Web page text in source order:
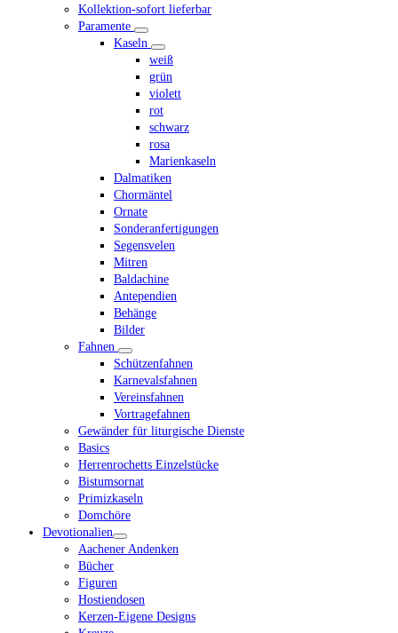
Kollektion-sofort lieferbar
Paramente
Kaseln
weiß
grün
violett
rot
schwarz
rosa
Marienkaseln
Dalmatiken
Chormäntel
Ornate
Sonderanfertigungen
Segensvelen
Mitren
Baldachine
Antependien
Behänge
Bilder
Fahnen
Schützenfahnen
Karnevalsfahnen
Vereinsfahnen
Vortragefahnen
Gewänder für liturgische Dienste
Basics
Herrenrochetts Einzelstücke
Bistumsornat
Primizkaseln
Domchöre
Devotionalien
Aachener Andenken
Bücher
Figuren
Hostiendosen
Kerzen-Eigene Designs